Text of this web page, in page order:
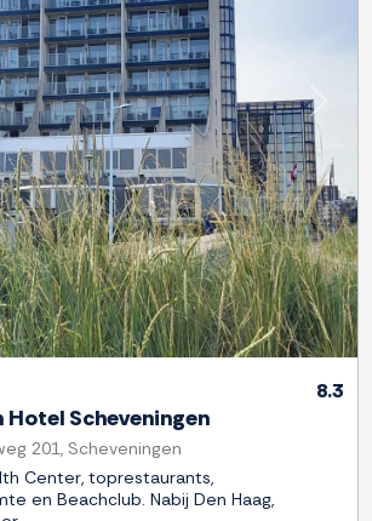
8.3
Scheveningen
201, Scheveningen
Center, toprestaurants,
en Beachclub. Nabij Den Haag,